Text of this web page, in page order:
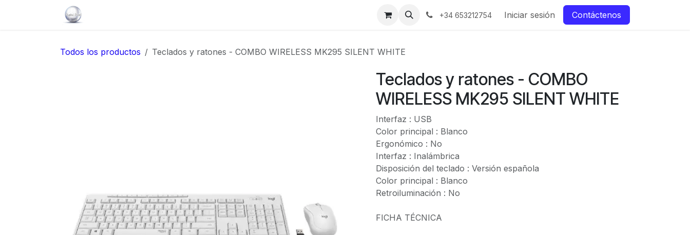
+34 653212754 Iniciar sesión Contáctenos
Todos los productos Teclados y ratones - COMBO WIRELESS MK295 SILENT WHITE
Teclados y ratones - COMBO
WIRELESS MK295 SILENT WHITE
Interfaz : USB
Color principal : Blanco
Ergonómico : No
Interfaz : Inalámbrica
Disposición del teclado : Versión española
Color principal : Blanco
Retroiluminación : No
FICHA TÉCNICA